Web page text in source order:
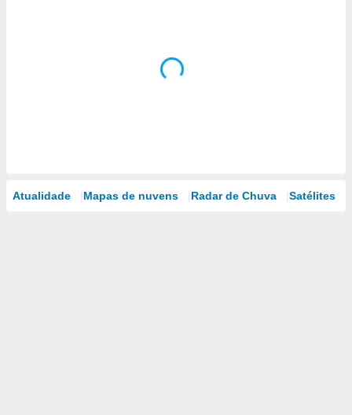
Atualidade Mapas de nuvens Radar de Chuva Satélites